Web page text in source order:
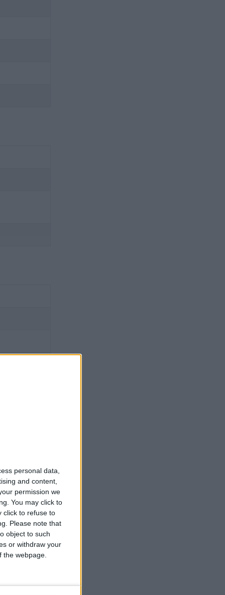
personal data,
and content,
permission we
You may click to
click to refuse to
Please note that
object to such
or withdraw your
webpage.